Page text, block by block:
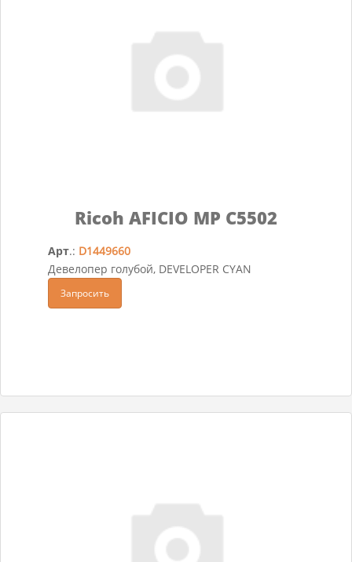
Ricoh AFICIO MP C5502
Арт.: D1449660
Девелопер голубой, DEVELOPER CYAN
Запросить